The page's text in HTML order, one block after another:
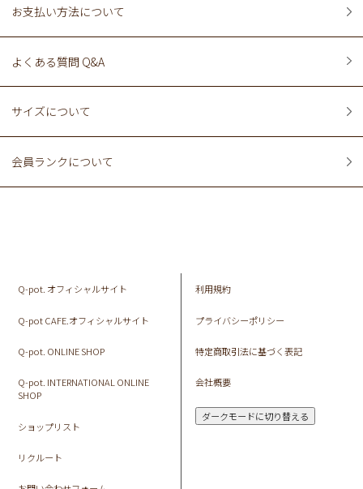
お支払い方法について
よくある質問 Q&A
サイズについて
会員ランクについて
Q-pot. オフィシャルサイト
Q-pot CAFE.オフィシャルサイト
Q-pot. ONLINE SHOP
Q-pot. INTERNATIONAL ONLINE
SHOP
ショップリスト
リクルート
利用規約
プライバシーポリシー
特定商取引法に基づく表記
会社概要
ダークモードに切り替える